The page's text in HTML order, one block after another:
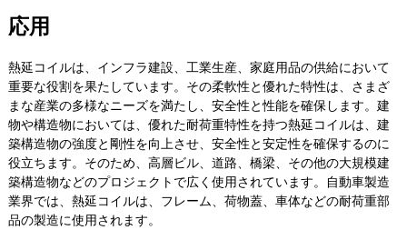
応用
熱延コイルは、インフラ建設、工業生産、家庭用品の供給において
重要な役割を果たしています。その柔軟性と優れた特性は、さまざ
まな産業の多様なニーズを満たし、安全性と性能を確保します。建
物や構造物においては、優れた耐荷重特性を持つ熱延コイルは、建
築構造物の強度と剛性を向上させ、安全性と安定性を確保するのに
役立ちます。そのため、高層ビル、道路、橋梁、その他の大規模建
築構造物などのプロジェクトで広く使用されています。自動車製造
業界では、熱延コイルは、フレーム、荷物蓋、車体などの耐荷重部
品の製造に使用されます。